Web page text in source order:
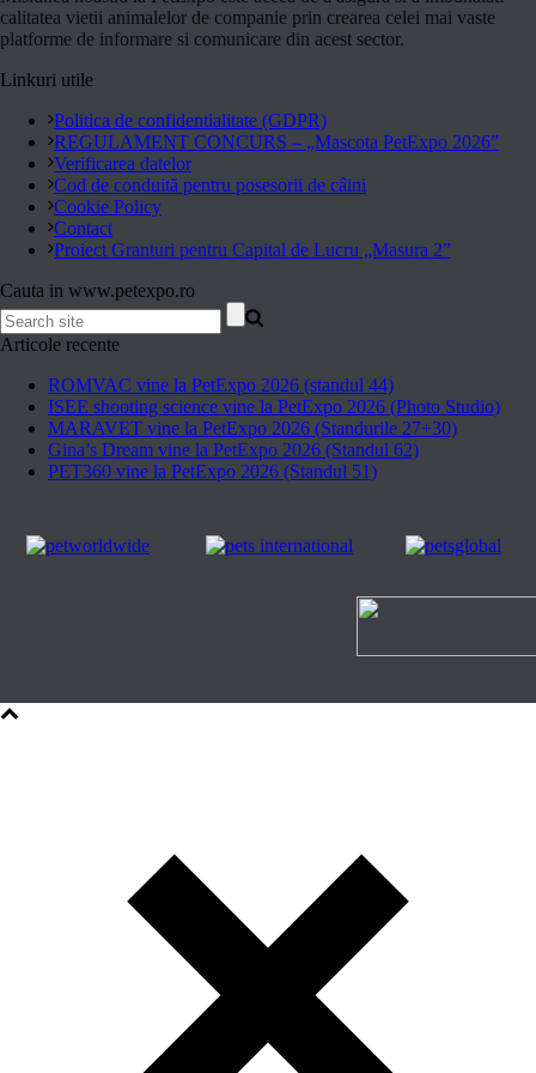
calitatea vietii animalelor de companie prin crearea celei mai vaste
platforme de informare si comunicare din acest sector.
Linkuri utile
Politica de confidentialitate (GDPR)
REGULAMENT CONCURS – „Mascota PetExpo 2026”
Verificarea datelor
Cod de conduită pentru posesorii de câini
Cookie Policy
Contact
Proiect Granturi pentru Capital de Lucru „Masura 2”
Cauta in www.petexpo.ro
Articole recente
ROMVAC vine la PetExpo 2026 (standul 44)
ISEE shooting science vine la PetExpo 2026 (Photo Studio)
MARAVET vine la PetExpo 2026 (Standurile 27+30)
Gina’s Dream vine la PetExpo 2026 (Standul 62)
PET360 vine la PetExpo 2026 (Standul 51)